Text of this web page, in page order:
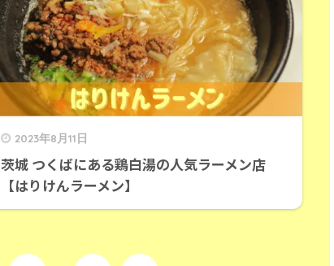
2023年8月11日
茨城 つくばにある鶏白湯の人気ラーメン店
【はりけんラーメン】